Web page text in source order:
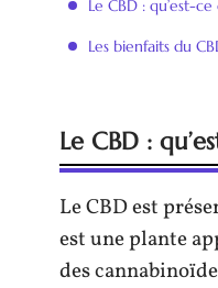
Le CBD : qu’est-
Les bienfaits du
Le CBD :
Le CBD est
est une plante
des